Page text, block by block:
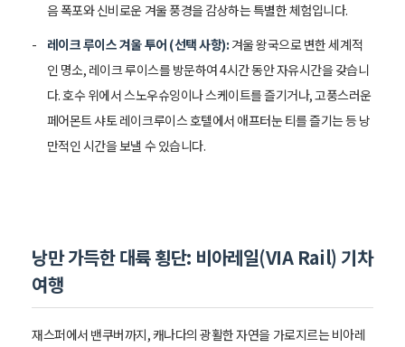
음 폭포와 신비로운 겨울 풍경을 감상하는 특별한 체험입니다.
레이크 루이스 겨울 투어 (선택 사항): 겨울 왕국으로 변한 세계적
인 명소, 레이크 루이스를 방문하여 4시간 동안 자유시간을 갖습니
다. 호수 위에서 스노우슈잉이나 스케이트를 즐기거나, 고풍스러운
페어몬트 샤토 레이크루이스 호텔에서 애프터눈 티를 즐기는 등 낭
만적인 시간을 보낼 수 있습니다.
낭만 가득한 대륙 횡단: 비아레일(VIA Rail) 기차
여행
재스퍼에서 밴쿠버까지, 캐나다의 광활한 자연을 가로지르는 비아레